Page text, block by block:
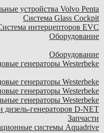
устройства Volvo Penta
Система Glass Cockpit
интерцепторов EVC
Оборудование
Оборудование
генераторы Westerbeke
генераторы Westerbeke
генераторы Westerbeke
генераторы Westerbeke
дизель-генераторов D-NET
Запчасти
системы Aquadrive